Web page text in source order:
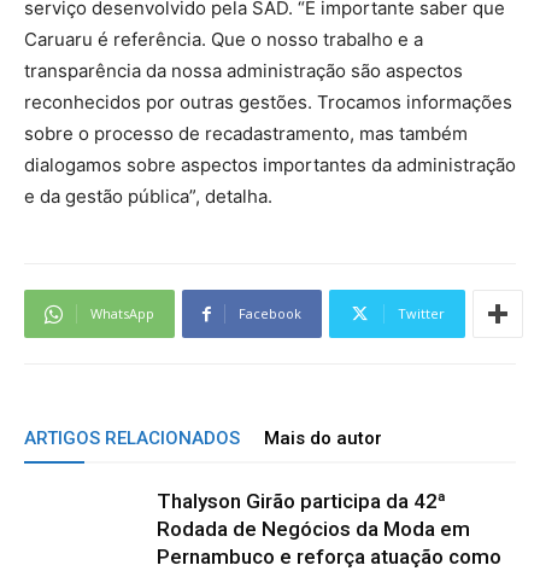
serviço desenvolvido pela SAD. “É importante saber que
Caruaru é referência. Que o nosso trabalho e a
transparência da nossa administração são aspectos
reconhecidos por outras gestões. Trocamos informações
sobre o processo de recadastramento, mas também
dialogamos sobre aspectos importantes da administração
e da gestão pública”, detalha.
WhatsApp Facebook Twitter
ARTIGOS RELACIONADOS Mais do autor
Thalyson Girão participa da 42ª
Rodada de Negócios da Moda em
Pernambuco e reforça atuação como